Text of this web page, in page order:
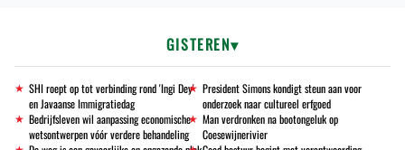
GISTEREN
SHI roept op tot verbinding rond 'Ingi Dey'
en Javaanse Immigratiedag
President Simons kondigt steun aan voor
onderzoek naar cultureel erfgoed
Bedrijfsleven wil aanpassing economische
wetsontwerpen vóór verdere behandeling
Man verdronken na bootongeluk op
Coesewijnerivier